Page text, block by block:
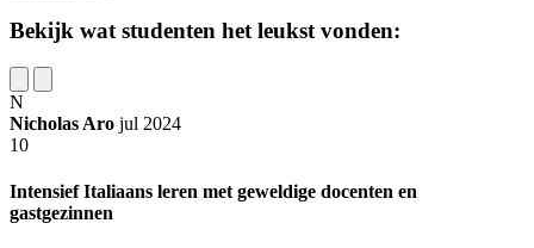
Bekijk wat studenten het leukst vonden:
N
Nicholas Aro jul 2024
10
Intensief Italiaans leren met geweldige docenten en
gastgezinnen